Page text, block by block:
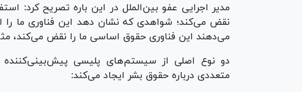
مدیر اجرایی عفو بین‌الملل در این باره تصریح کرد:
نقض می‌کند؛ شواهدی که نشان دهد این فناوری ما را
می‌دهند این فناوری حقوق اساسی ما را نقض می‌کند،
دو نوع اصلی از سیستم‌های پلیسی پیش‌بینی‌کننده
متعددی درباره حقوق بشر ایجاد می‌کند: